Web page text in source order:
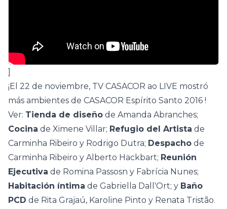
]
¡El 22 de noviembre, TV CASACOR ao LIVE mostró
más ambientes de CASACOR Espírito Santo 2016 !
Ver: Tienda de diseño de Amanda Abranches;
Cocina de Ximene Villar; Refugio del Artista de
Carminha Ribeiro y Rodrigo Dutra; Despacho de
Carminha Ribeiro y Alberto Hackbart; Reunión
Ejecutiva de Romina Passosn y Fabrícia Nunes;
Habitación íntima de Gabriella Dall'Ort; y Baño
PCD de Rita Grajaú, Karoline Pinto y Renata Tristão.